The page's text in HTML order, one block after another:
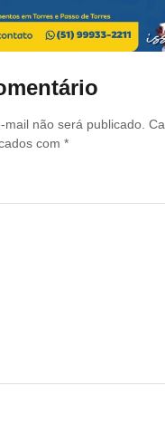
não será publicado.
com *